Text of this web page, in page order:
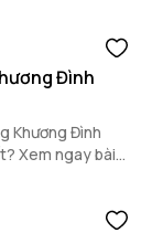
Đình
Khương Đình
Xem ngay bài